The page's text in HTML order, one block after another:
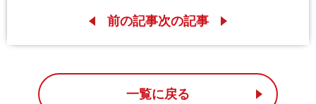
前の記事次の記事
一覧に戻る